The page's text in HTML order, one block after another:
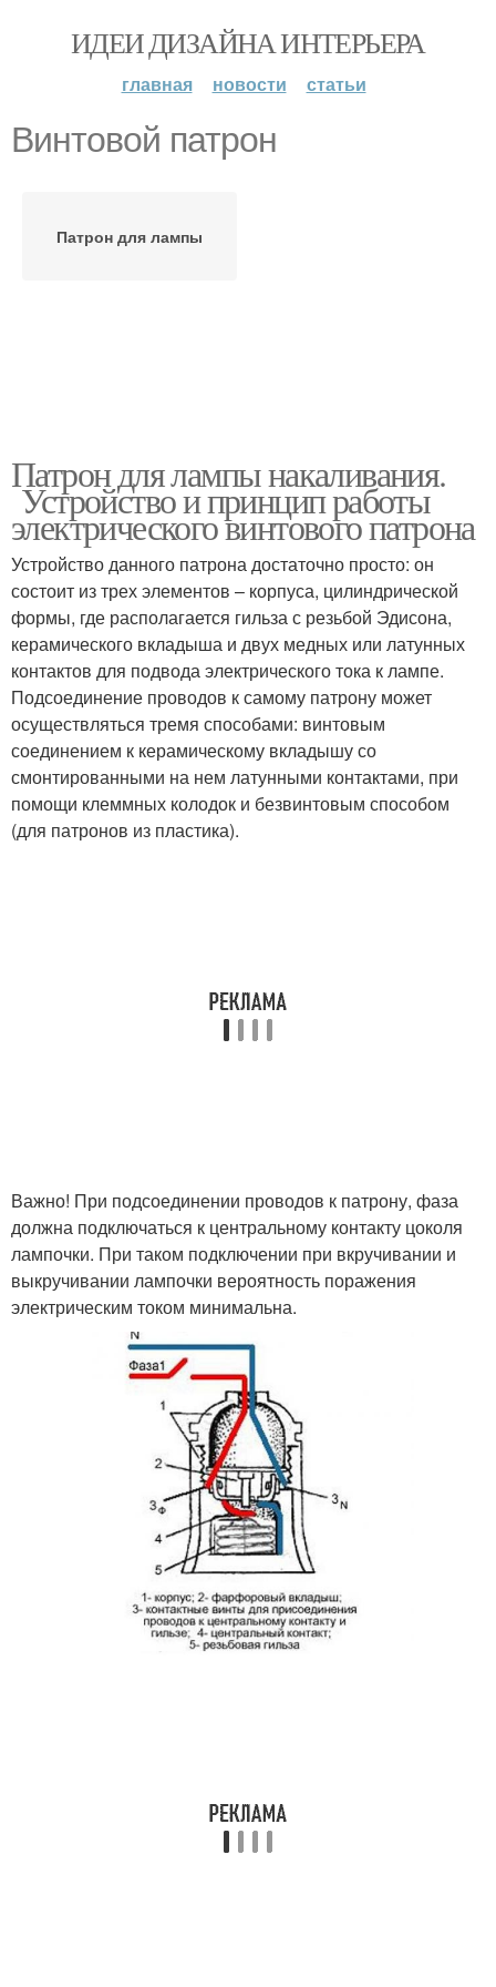
ИДЕИ ДИЗАЙНА ИНТЕРЬЕРА
главная новости статьи
Винтовой патрон
Патрон для лампы
Патрон для лампы накаливания.
Устройство и принцип работы
электрического винтового патрона
Устройство данного патрона достаточно просто: он
состоит из трех элементов – корпуса, цилиндрической
формы, где располагается гильза с резьбой Эдисона,
керамического вкладыша и двух медных или латунных
контактов для подвода электрического тока к лампе.
Подсоединение проводов к самому патрону может
осуществляться тремя способами: винтовым
соединением к керамическому вкладышу со
смонтированными на нем латунными контактами, при
помощи клеммных колодок и безвинтовым способом
(для патронов из пластика).
Важно! При подсоединении проводов к патрону, фаза
должна подключаться к центральному контакту цоколя
лампочки. При таком подключении при вкручивании и
выкручивании лампочки вероятность поражения
электрическим током минимальна.